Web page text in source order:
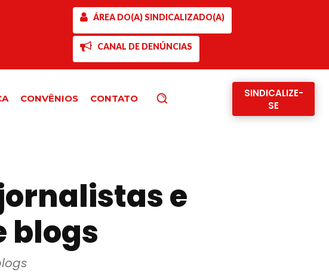
ÁREA DO(A) SINDICALIZADO(A)
CANAL DE DENÚNCIAS
CONVÊNIOS CONTATO
SINDICALIZE-
SE
e
blogs